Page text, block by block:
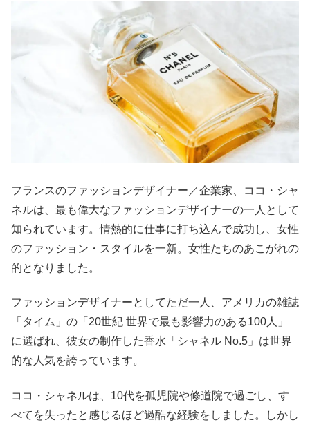
フランスのファッションデザイナー／企業家、ココ・シャ
ネルは、最も偉大なファッションデザイナーの一人として
知られています。情熱的に仕事に打ち込んで成功し、女性
のファッション・スタイルを一新。女性たちのあこがれの
的となりました。
ファッションデザイナーとしてただ一人、アメリカの雑誌
「タイム」の「20世紀 世界で最も影響力のある100人」
に選ばれ、彼女の制作した香水「シャネル No.5」は世界
的な人気を誇っています。
ココ・シャネルは、10代を孤児院や修道院で過ごし、す
べてを失ったと感じるほど過酷な経験をしました。しかし